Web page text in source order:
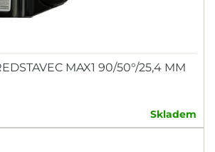
MAX1 90/50°/25,4 MM
Skladem